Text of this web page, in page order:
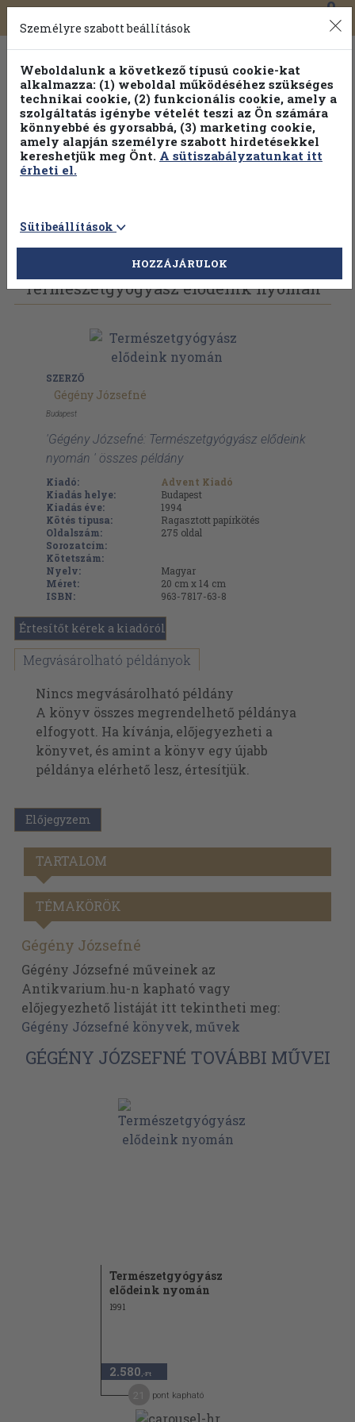
Toggle
navigation
0
Válogasson több mint 30 000 kötet közül
Hobbi témakörökben20% kedvezménnyel!
Vissza az előző oldalra Válasszon példányt
Természetgyógyász elődeink nyomán
SZERZŐ
Gégény Józsefné
Budapest
'Gégény Józsefné: Természetgyógyász elődeink
nyomán ' összes példány
Kiadó:
Advent Kiadó
Kiadás helye:
Budapest
Kiadás éve:
1994
Kötés típusa:
Ragasztott papírkötés
Oldalszám:
275 oldal
Sorozatcím:
Kötetszám:
Nyelv:
Magyar
Méret:
20 cm x 14 cm
ISBN:
963-7817-63-8
Értesítőt kérek a kiadóról
Megvásárolható példányok
Nincs megvásárolható példány
A könyv összes megrendelhető példánya
elfogyott. Ha kívánja, előjegyezheti a
könyvet, és amint a könyv egy újabb
példánya elérhető lesz, értesítjük.
Előjegyzem
TARTALOM
TÉMAKÖRÖK
Gégény Józsefné
Gégény Józsefné műveinek az
Antikvarium.hu-n kapható vagy
előjegyezhető listáját itt tekintheti meg:
Gégény Józsefné könyvek, művek
GÉGÉNY JÓZSEFNÉ TOVÁBBI MŰVEI
Természetgyógyász
elődeink nyomán
1991
2.580 ,-Ft
pont kapható
Személyre szabott beállítások
Weboldalunk a következő típusú cookie-kat
alkalmazza: (1) weboldal működéséhez szükséges
technikai cookie, (2) funkcionális cookie, amely a
szolgáltatás igénybe vételét teszi az Ön számára
könnyebbé és gyorsabbá, (3) marketing cookie,
amely alapján személyre szabott hirdetésekkel
kereshetjük meg Önt. A sütiszabályzatunkat itt
érheti el.
Sütibeállítások
HOZZÁJÁRULOK